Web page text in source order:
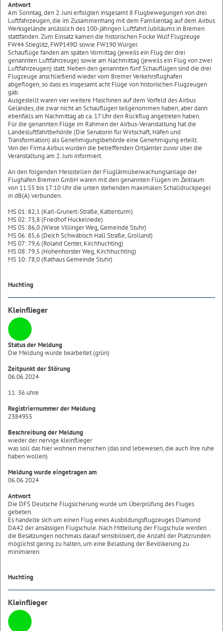
Antwort
Am Sonntag, den 2. Juni erfolgten insgesamt 8 Flugbewegungen von drei
Luftfahrzeugen, die im Zusammenhang mit dem Familientag auf dem Airbus
Werksgelände anlässlich des 100-jährigen Luftfahrt Jubiläums in Bremen
stattfanden. Zum Einsatz kamen die historischen Focke Wulf Flugzeuge
FW44 Stieglitz, FWP149D sowie FW190 Würger.
Schauflüge fanden am späten Vormittag (jeweils ein Flug der drei
genannten Luftfahrzeuge) sowie am Nachmittag (jeweils ein Flug von zwei
Luftfahrzeugen) statt. Neben den genannten fünf Schauflügen sind die drei
Flugzeuge anschließend wieder vom Bremer Verkehrsflughafen
abgeflogen, so dass es insgesamt acht Flüge von historischen Flugzeugen
gab.
Ausgestellt waren vier weitere Maschinen auf dem Vorfeld des Airbus
Geländes, die zwar nicht an Schauflügen teilgenommen haben, aber dann
ebenfalls am Nachmittag ab ca. 17 Uhr den Rückflug angetreten haben.
Für die genannten Flüge im Rahmen der Airbus-Veranstaltung hat die
Landesluftfahrtbehörde (Die Senatorin für Wirtschaft, Häfen und
Transformation) als Genehmigungsbehörde eine Genehmigung erteilt.
Von der Firma Airbus wurden die betreffenden Ortsämter zuvor über die
Veranstaltung am 2. Juni informiert.
An den folgenden Messstellen der Fluglärmüberwachungsanlage der
Flughafen Bremen GmbH waren mit den genannten Flügen im Zeitraum
von 11:55 bis 17:10 Uhr die unten stehenden maximalen Schalldruckpegel
in dB(A) verbunden.
MS 01: 82,1 (Karl-Grunert-Straße, Kattenturm)
MS 02: 73,8 (Friedhof Huckelriede)
MS 05: 86,0 (Wiese Villinger Weg, Gemeinde Stuhr)
MS 06: 85,6 (Deich Schwäbisch Hall Straße, Grolland)
MS 07: 79,6 (Roland Center, Kirchhuchting)
MS 08: 79,5 (Hohenhorster Weg, Kirchhuchting)
MS 10: 78,0 (Rathaus Gemeinde Stuhr)
Huchting
Kleinflieger
Status der Meldung
Die Meldung wurde bearbeitet (grün)
Zeitpunkt der Störung
06.06.2024
11: 36 uhre
Registriernummer der Meldung
2384955
Beschreibung der Meldung
wieder der nervige kleinflieger
was soll das hier wohnen menschen (das sind lebewesen, die auch ihre ruhe
haben wollen)
Meldung wurde eingetragen am
06.06.2024
Antwort
Die DFS Deutsche Flugsicherung wurde um Überprüfung des Fluges
gebeten.
Es handelte sich um einen Flug eines Ausbildungsflugzeuges Diamond
DA42 der ansässigen Flugschule. Nach Mitteilung der Flugschule werden
die Besatzungen nochmals darauf sensibilisiert, die Anzahl der Platzrunden
möglichst gering zu halten, um eine Belastung der Bevölkerung zu
minimieren.
Huchting
Kleinflieger